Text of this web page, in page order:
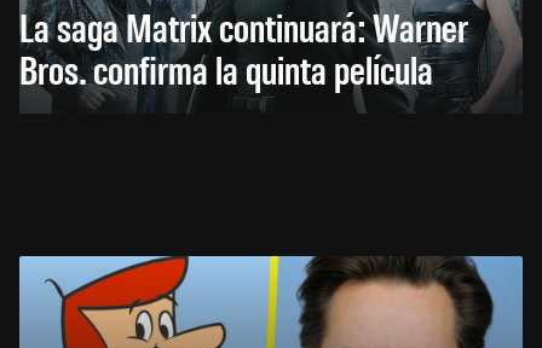
La saga Matrix continuará: Warner
Bros. confirma la quinta película